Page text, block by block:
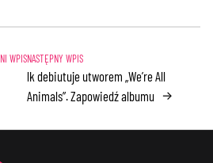
lk debiutuje utworem „We’re All
Animals”. Zapowiedź albumu →